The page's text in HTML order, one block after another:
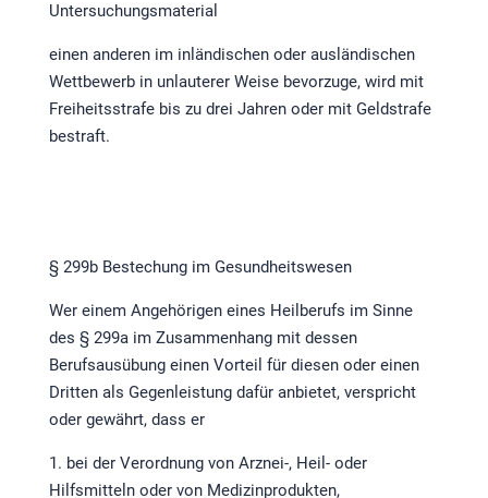
Untersuchungsmaterial
einen anderen im inländischen oder ausländischen
Wettbewerb in unlauterer Weise bevorzuge, wird mit
Freiheitsstrafe bis zu drei Jahren oder mit Geldstrafe
bestraft.
§ 299b Bestechung im Gesundheitswesen
Wer einem Angehörigen eines Heilberufs im Sinne
des § 299a im Zusammenhang mit dessen
Berufsausübung einen Vorteil für diesen oder einen
Dritten als Gegenleistung dafür anbietet, verspricht
oder gewährt, dass er
1. bei der Verordnung von Arznei-, Heil- oder
Hilfsmitteln oder von Medizinprodukten,